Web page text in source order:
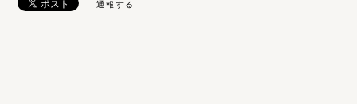
通報する